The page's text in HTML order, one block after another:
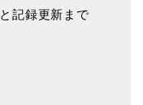
記録更新まで